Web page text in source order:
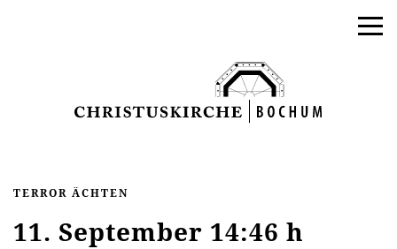
TERROR ÄCHTEN
11. September 14:46 h